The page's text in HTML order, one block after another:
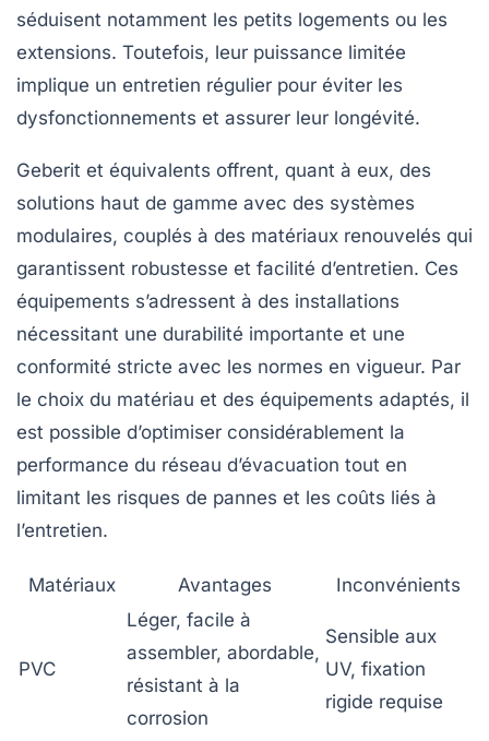
séduisent notamment les petits logements ou les
extensions. Toutefois, leur puissance limitée
implique un entretien régulier pour éviter les
dysfonctionnements et assurer leur longévité.
Geberit et équivalents offrent, quant à eux, des
solutions haut de gamme avec des systèmes
modulaires, couplés à des matériaux renouvelés qui
garantissent robustesse et facilité d’entretien. Ces
équipements s’adressent à des installations
nécessitant une durabilité importante et une
conformité stricte avec les normes en vigueur. Par
le choix du matériau et des équipements adaptés, il
est possible d’optimiser considérablement la
performance du réseau d’évacuation tout en
limitant les risques de pannes et les coûts liés à
l’entretien.
Matériaux Avantages Inconvénients
PVC
Léger, facile à
assembler, abordable,
résistant à la
corrosion
Sensible aux
UV, fixation
rigide requise